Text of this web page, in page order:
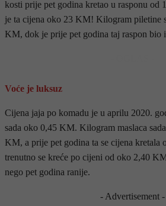
kosti prije pet godina kretao u rasponu od
je ta cijena oko 23 KM! Kilogram piletine
KM, dok je prije pet godina taj raspon bio
Voće je luksuz
Cijena jaja po komadu je u aprilu 2020.
sada oko 0,45 KM. Kilogram maslaca
KM, a prije pet godina ta se cijena
trenutno se kreće po cijeni od oko 2,40
nego pet godina ranije.
- Advertisement -